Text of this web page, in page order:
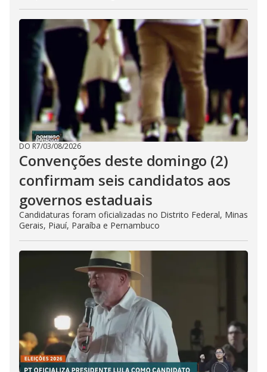
DO R7/03/08/2026
Convenções deste domingo (2)
confirmam seis candidatos aos
governos estaduais
Candidaturas foram oficializadas no Distrito Federal, Minas
Gerais, Piauí, Paraíba e Pernambuco